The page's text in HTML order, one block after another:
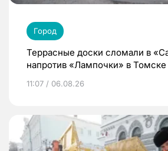
Город
Террасные доски сломали в
напротив «Лампочки» в Томске
11:07 / 06.08.26